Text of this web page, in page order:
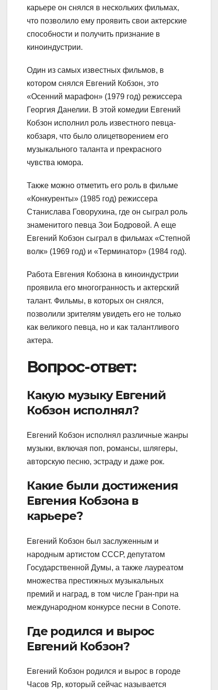
карьере он снялся в нескольких фильмах,
что позволило ему проявить свои актерские
способности и получить признание в
киноиндустрии.
Один из самых известных фильмов, в
котором снялся Евгений Кобзон, это
«Осенний марафон» (1979 год) режиссера
Георгия Данелии. В этой комедии Евгений
Кобзон исполнил роль известного певца-
кобзаря, что было олицетворением его
музыкального таланта и прекрасного
чувства юмора.
Также можно отметить его роль в фильме
«Конкуренты» (1985 год) режиссера
Станислава Говорухина, где он сыграл роль
знаменитого певца Зои Бодровой. А еще
Евгений Кобзон сыграл в фильмах «Степной
волк» (1969 год) и «Терминатор» (1984 год).
Работа Евгения Кобзона в киноиндустрии
проявила его многогранность и актерский
талант. Фильмы, в которых он снялся,
позволили зрителям увидеть его не только
как великого певца, но и как талантливого
актера.
Вопрос-ответ:
Какую музыку Евгений
Кобзон исполнял?
Евгений Кобзон исполнял различные жанры
музыки, включая поп, романсы, шлягеры,
авторскую песню, эстраду и даже рок.
Какие были достижения
Евгения Кобзона в
карьере?
Евгений Кобзон был заслуженным и
народным артистом СССР, депутатом
Государственной Думы, а также лауреатом
множества престижных музыкальных
премий и наград, в том числе Гран-при на
международном конкурсе песни в Сопоте.
Где родился и вырос
Евгений Кобзон?
Евгений Кобзон родился и вырос в городе
Часов Яр, который сейчас называется